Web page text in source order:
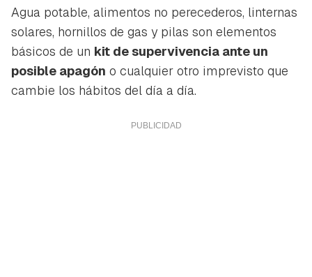
Agua potable, alimentos no perecederos, linternas
solares, hornillos de gas y pilas son elementos
básicos de un kit de supervivencia ante un
posible apagón o cualquier otro imprevisto que
cambie los hábitos del día a día.